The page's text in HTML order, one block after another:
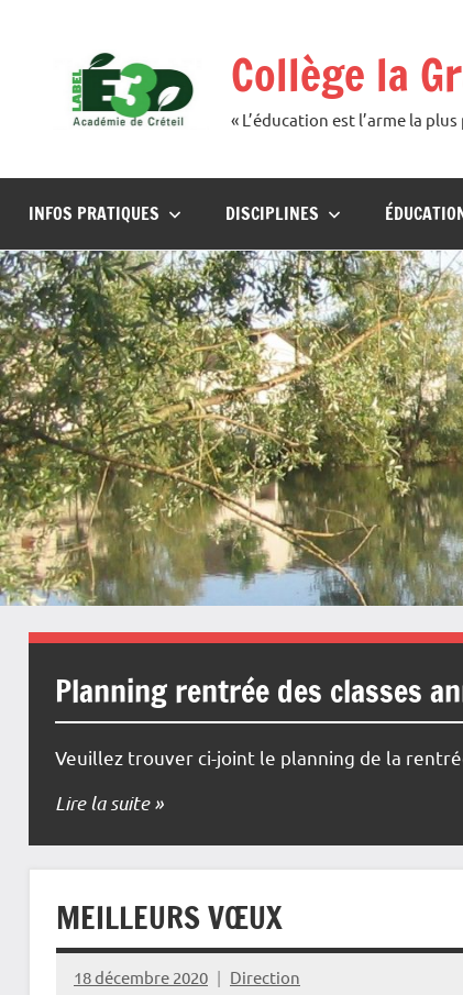
Collège la
« L’éducation est l’arme la
INFOS PRATIQUES DISCIPLINES
Planning rentrée des classes
Veuillez trouver ci-joint le planning de la
Lire la suite
MEILLEURS VŒUX
18 décembre 2020 Direction